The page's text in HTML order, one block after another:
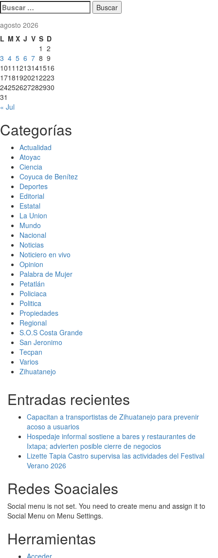
Buscar:
agosto 2026
L M X J V S D
1 2
3 4 5 6 7 8 9
1011 1213141516
17181920212223
24252627282930
31
« Jul
Categorías
Actualidad
Atoyac
Ciencia
Coyuca de Benítez
Deportes
Editorial
Estatal
La Union
Mundo
Nacional
Noticias
Noticiero en vivo
Opinion
Palabra de Mujer
Petatlán
Policiaca
Politica
Propiedades
Regional
S.O.S Costa Grande
San Jeronimo
Tecpan
Varios
Zihuatanejo
Entradas recientes
Capacitan a transportistas de Zihuatanejo para prevenir
acoso a usuarios
Hospedaje informal sostiene a bares y restaurantes de
Ixtapa; advierten posible cierre de negocios
Lizette Tapia Castro supervisa las actividades del Festival
Verano 2026
Redes Soaciales
Social menu is not set. You need to create menu and assign it to
Social Menu on Menu Settings.
Herramientas